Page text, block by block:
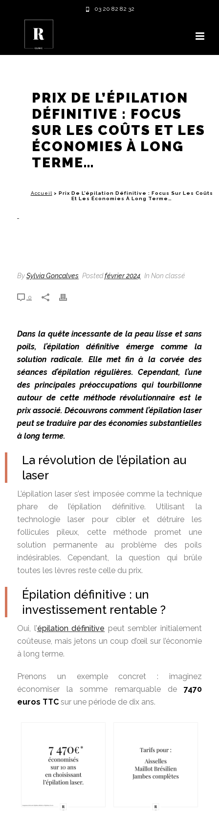
03 20 82 82 32
PRIX DE L’ÉPILATION
DÉFINITIVE : FOCUS
SUR LES COÛTS ET LES
ÉCONOMIES À LONG
TERME…
Accueil > Prix De L’épilation Définitive : Focus Sur Les Coûts
Et Les Économies À Long Terme…
BySylvia Goncalves Postedfévrier 2024 In Non classé
0
Dans la quête incessante de la peau lisse et sans
poils, l’épilation définitive émerge comme la
solution radicale. Elle met fin à la corvée des
séances d’épilation régulières. Cependant, l’une
des principales préoccupations qui tourbillonne
autour de cette méthode révolutionnaire est le
prix associé. Découvrons comment l’épilation laser
peut se traduire par des économies substantielles
à long terme.
La révolution de l’épilation au
laser
L’épilation laser s’est imposée comme la technique
phare de l’épilation définitive. Utilisant la
technologie laser pour cibler et détruire les
follicules pileux, cette méthode promet une
solution permanente au problème des poils
indésirables. Cependant, la question qui brûle
toutes les lèvres reste celle du prix.
Épilation définitive : un
investissement rentable ?
Oui, l’épilation définitive peut sembler initialement
coûteuse, mais jetons un coup d’œil sur l’économie
à long terme.
Prenons un exemple concret : imaginez
économiser la somme remarquable de 7470
euros TTC sur une période de dix ans.